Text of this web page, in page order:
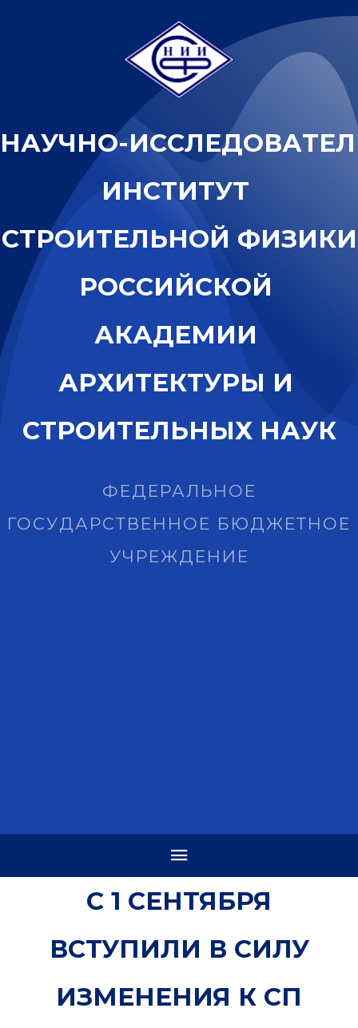
НАУЧНО-ИССЛЕДОВАТЕЛ
ИНСТИТУТ
СТРОИТЕЛЬНОЙ ФИЗИКИ
РОССИЙСКОЙ
АКАДЕМИИ
АРХИТЕКТУРЫ И
СТРОИТЕЛЬНЫХ НАУК
ФЕДЕРАЛЬНОЕ
ГОСУДАРСТВЕННОЕ БЮДЖЕТНОЕ
УЧРЕЖДЕНИЕ
С 1 СЕНТЯБРЯ
ВСТУПИЛИ В СИЛУ
ИЗМЕНЕНИЯ К СП